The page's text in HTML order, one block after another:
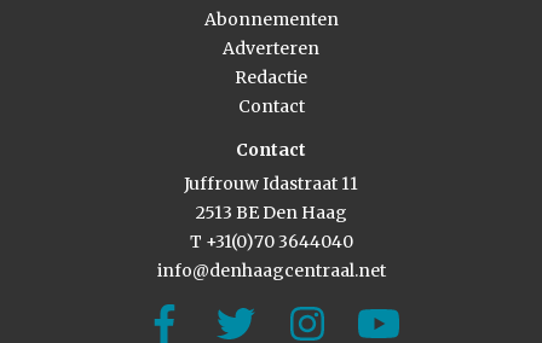
Abonnementen
Adverteren
Redactie
Contact
Contact
Juffrouw Idastraat 11
2513 BE Den Haag
T +31(0)70 3644040
info@denhaagcentraal.net